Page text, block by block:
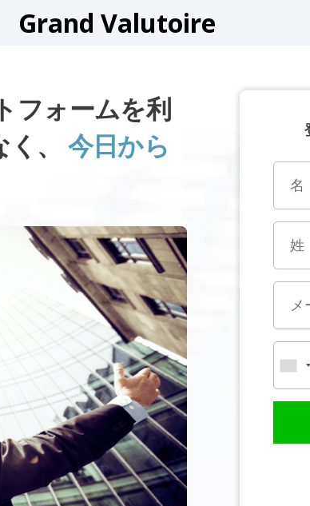
Grand Valutoire
フォームを利
、 今日から